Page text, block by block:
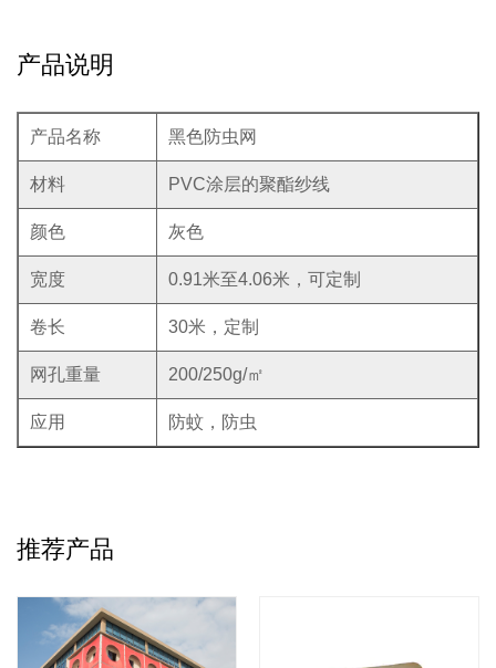
产品说明
产品名称 黑色防虫网
材料 PVC涂层的聚酯纱线
颜色 灰色
宽度 0.91米至4.06米，可定制
卷长 30米，定制
网孔重量 200/250g/㎡
应用 防蚊，防虫
推荐产品